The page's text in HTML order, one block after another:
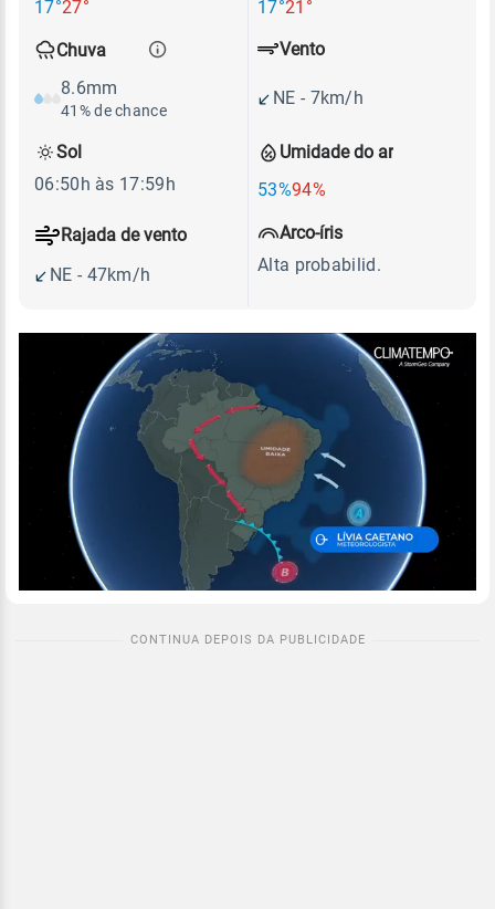
17°27°
17°21°
Chuva
8.6mm
41% de chance
Umidade do ar
53%94%
Vento
NE - 7km/h
Rajada de vento
NE - 47km/h
Sol
06:50h às 17:59h
Arco-íris
Alta probabilid.